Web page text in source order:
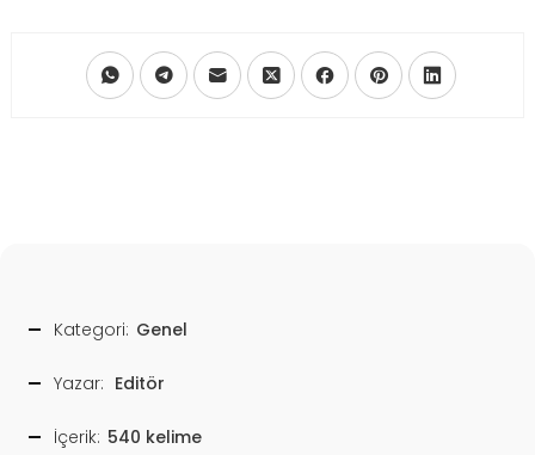
Kategori: Genel
Yazar: Editör
İçerik: 540 kelime